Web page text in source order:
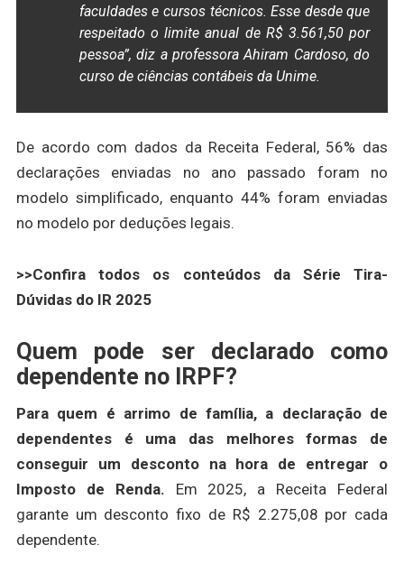
faculdades e cursos técnicos. Esse desde que
respeitado o limite anual de R$ 3.561,50 por
pessoa”, diz a professora Ahiram Cardoso, do
curso de ciências contábeis da Unime.
De acordo com dados da Receita Federal, 56% das
declarações enviadas no ano passado foram no
modelo simplificado, enquanto 44% foram enviadas
no modelo por deduções legais.
>>Confira todos os conteúdos da Série Tira-
Dúvidas do IR 2025
Quem pode ser declarado como
dependente no IRPF?
Para quem é arrimo de família, a declaração de
dependentes é uma das melhores formas de
conseguir um desconto na hora de entregar o
Imposto de Renda. Em 2025, a Receita Federal
garante um desconto fixo de R$ 2.275,08 por cada
dependente.